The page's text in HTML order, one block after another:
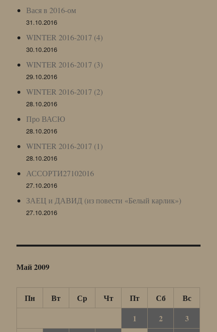
Вася в 2016-ом
31.10.2016
WINTER 2016-2017 (4)
30.10.2016
WINTER 2016-2017 (3)
29.10.2016
WINTER 2016-2017 (2)
28.10.2016
Про ВАСЮ
28.10.2016
WINTER 2016-2017 (1)
28.10.2016
АССОРТИ27102016
27.10.2016
ЗАЕЦ и ДАВИД (из повести «Белый карлик»)
27.10.2016
Май 2009
Пн Вт Ср Чт Пт Сб
Вс
1
2 3